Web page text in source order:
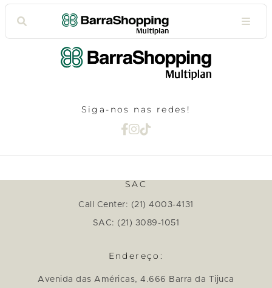
Siga-nos nas redes!
SAC
Call Center: (21) 4003-4131
SAC: (21) 3089-1051
Endereço:
Avenida das Américas, 4.666 Barra da Tijuca